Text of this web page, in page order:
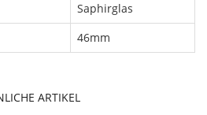
Saphirglas
46mm
ARTIKEL